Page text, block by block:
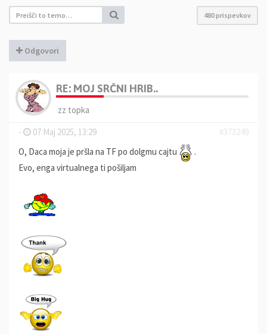
480 prispevkov
Odgovori
RE: MOJ SRČNI HRIB..
zz topka
-
07 Maj 2025, 13:29
#373249
O, Daca moja je pršla na TF po dolgmu cajtu
.
Evo, enga virtualnega ti pošiljam